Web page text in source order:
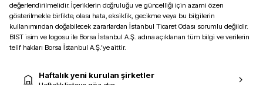
değerlendirilmelidir. İçeriklerin doğruluğu ve güncelliği için azami özen
gösterilmekle birlikte, olası hata, eksiklik, gecikme veya bu bilgilerin
kullanımından doğabilecek zararlardan İstanbul Ticaret Odası sorumlu değildir.
BIST isim ve logosu ile Borsa İstanbul A.Ş. adına açıklanan tüm bilgi ve verilerin
telif hakları Borsa İstanbul A.Ş.’ye aittir.
Haftalık yeni kurulan şirketler